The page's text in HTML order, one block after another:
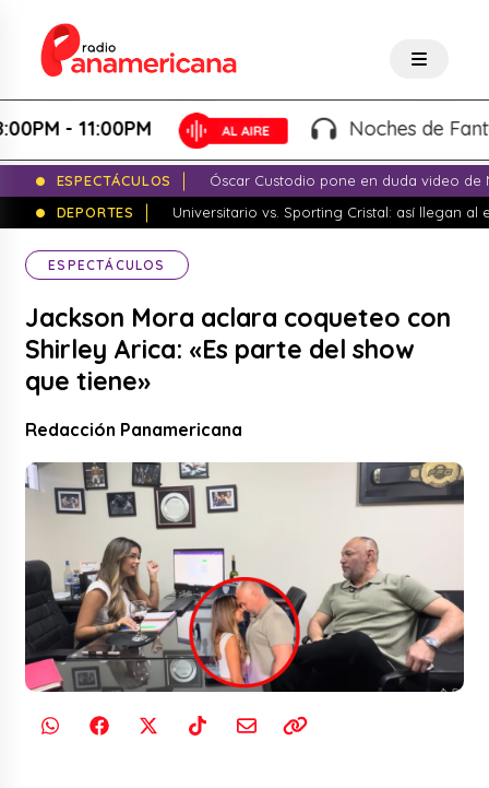
- 11:00PM Noches de
ESPECTÁCULOS
Óscar Custodio pone en duda video de
DEPORTES
Universitario vs. Sporting Cristal: así llegan al
ESPECTÁCULOS
Jackson Mora aclara coqueteo con
Shirley Arica: «Es parte del show
que tiene»
Redacción Panamericana